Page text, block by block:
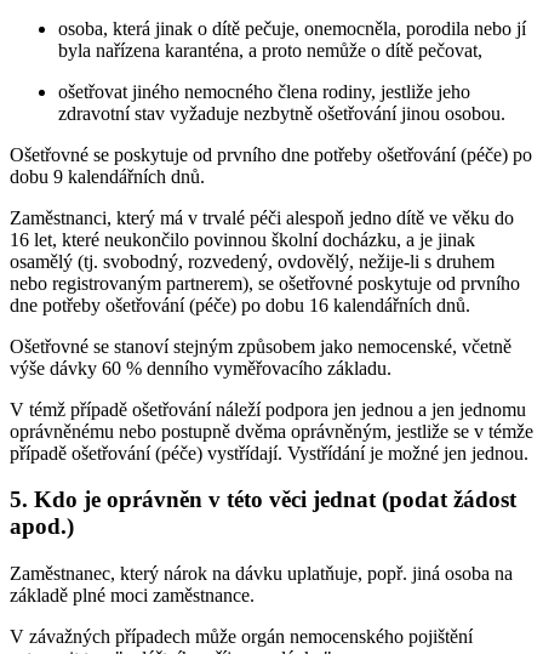
osoba, která jinak o dítě pečuje, onemocněla, porodila nebo jí
byla nařízena karanténa, a proto nemůže o dítě pečovat,
ošetřovat jiného nemocného člena rodiny, jestliže jeho
zdravotní stav vyžaduje nezbytně ošetřování jinou osobou.
Ošetřovné se poskytuje od prvního dne potřeby ošetřování (péče) po
dobu 9 kalendářních dnů.
Zaměstnanci, který má v trvalé péči alespoň jedno dítě ve věku do
16 let, které neukončilo povinnou školní docházku, a je jinak
osamělý (tj. svobodný, rozvedený, ovdovělý, nežije-li s druhem
nebo registrovaným partnerem), se ošetřovné poskytuje od prvního
dne potřeby ošetřování (péče) po dobu 16 kalendářních dnů.
Ošetřovné se stanoví stejným způsobem jako nemocenské, včetně
výše dávky 60 % denního vyměřovacího základu.
V témž případě ošetřování náleží podpora jen jednou a jen jednomu
oprávněnému nebo postupně dvěma oprávněným, jestliže se v témže
případě ošetřování (péče) vystřídají. Vystřídání je možné jen jednou.
5. Kdo je oprávněn v této věci jednat (podat žádost
apod.)
Zaměstnanec, který nárok na dávku uplatňuje, popř. jiná osoba na
základě plné moci zaměstnance.
V závažných případech může orgán nemocenského pojištění